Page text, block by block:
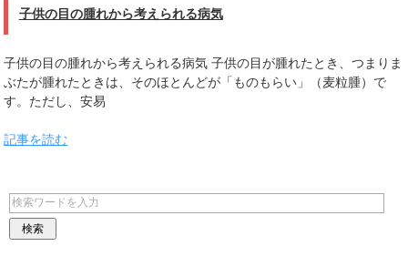
子供の目の腫れから考えられる病気
子供の目の腫れから考えられる病気 子供の目が腫れたとき、つまりま
ぶたが腫れたときは、そのほとんどが「ものもらい」（麦粒腫）で
す。ただし、安易
記事を読む